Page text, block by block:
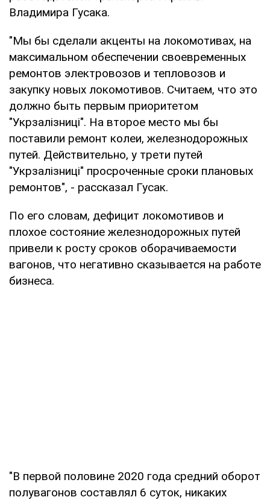
Владимира Гусака.
"Мы бы сделали акценты на локомотивах, на
максимальном обеспечении своевременных
ремонтов электровозов и тепловозов и
закупку новых локомотивов. Считаем, что это
должно быть первым приоритетом
"Укрзалізниці". На второе место мы бы
поставили ремонт колеи, железнодорожных
путей. Действительно, у трети путей
"Укрзалізниці" просроченные сроки плановых
ремонтов", - рассказал Гусак.
По его словам, дефицит локомотивов и
плохое состояние железнодорожных путей
привели к росту сроков оборачиваемости
вагонов, что негативно сказывается на работе
бизнеса.
"В первой половине 2020 года средний оборот
полувагонов составлял 6 суток, никаких